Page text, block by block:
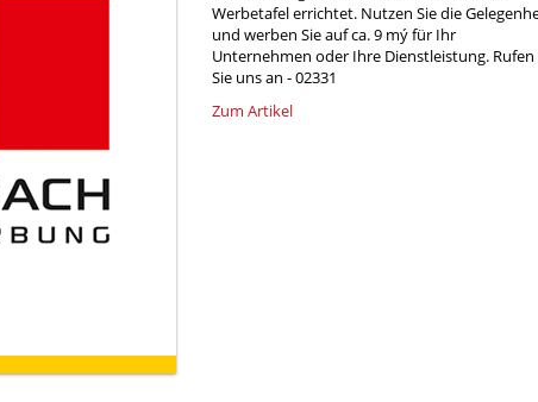
Werbetafel errichtet. Nutzen Sie die
und werben Sie auf ca. 9 mý für Ihr
Unternehmen oder Ihre Dienstleistung. Rufen
Sie uns an - 02331
Zum Artikel